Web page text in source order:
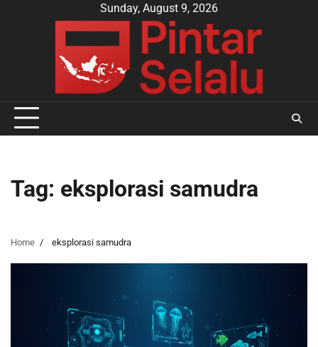
Sunday, August 9, 2026
Tag: eksplorasi samudra
Home eksplorasi samudra